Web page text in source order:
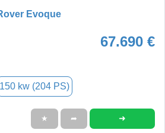
Evoque
67.690 €
150 kw (204 PS)
★ ➦ ➜